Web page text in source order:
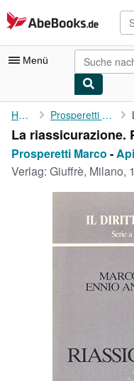
Zum Hauptinhalt
AbeBooks.de
Menü
Nutzerkonto
Meine Bestellungen
Detailsuche
Antiquarische Bücher
Kunst & Sammlerstücke
Verkäufer werden
Home Prosperetti Marco
La riassicurazione.
Prosperetti Marco -
Verlag: Giuffrè, Milano,